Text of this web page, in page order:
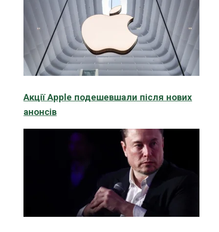
Акції Apple подешевшали після нових
анонсів